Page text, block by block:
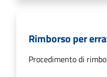
Rimborso per
Procedimento di